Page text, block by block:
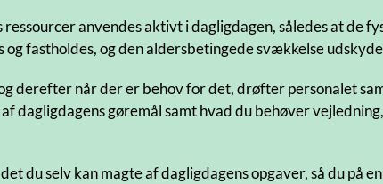
anvendes aktivt i dagligdagen, således at de
fastholdes, og den aldersbetingede svækkelse
derefter når der er behov for det, drøfter personalet
dagligdagens gøremål samt hvad du behøver
du selv kan magte af dagligdagens opgaver, så du på